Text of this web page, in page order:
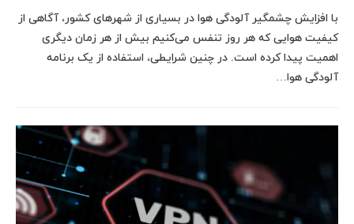
با افزایش چشمگیر آلودگی هوا در بسیاری از شهرهای کشور، آگاهی از
کیفیت هوایی که هر روز تنفس می‌کنیم بیش از هر زمان دیگری
اهمیت پیدا کرده است. در چنین شرایطی، استفاده از یک برنامه
آلودگی هوا…